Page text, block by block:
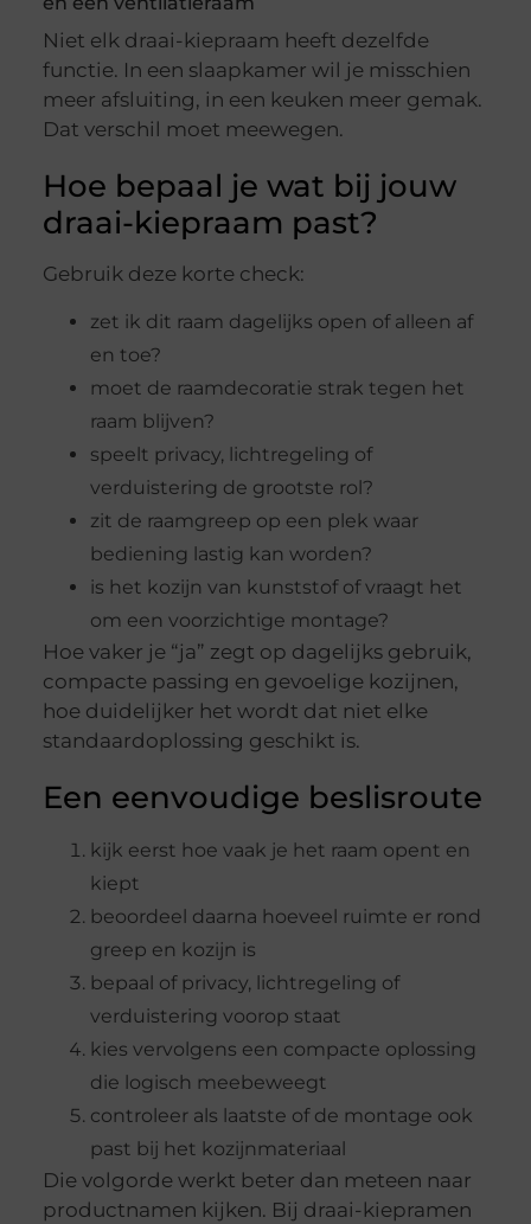
Niet elk draai-kiepraam heeft dezelfde
functie. In een slaapkamer wil je misschien
meer afsluiting, in een keuken meer gemak.
Dat verschil moet meewegen.
Hoe bepaal je wat bij jouw
draai-kiepraam past?
Gebruik deze korte check:
zet ik dit raam dagelijks open of alleen af
en toe?
moet de raamdecoratie strak tegen het
raam blijven?
speelt privacy, lichtregeling of
verduistering de grootste rol?
zit de raamgreep op een plek waar
bediening lastig kan worden?
is het kozijn van kunststof of vraagt het
om een voorzichtige montage?
Hoe vaker je “ja” zegt op dagelijks gebruik,
compacte passing en gevoelige kozijnen,
hoe duidelijker het wordt dat niet elke
standaardoplossing geschikt is.
Een eenvoudige beslisroute
kijk eerst hoe vaak je het raam opent en
kiept
beoordeel daarna hoeveel ruimte er rond
greep en kozijn is
bepaal of privacy, lichtregeling of
verduistering voorop staat
kies vervolgens een compacte oplossing
die logisch meebeweegt
controleer als laatste of de montage ook
past bij het kozijnmateriaal
Die volgorde werkt beter dan meteen naar
productnamen kijken. Bij draai-kiepramen